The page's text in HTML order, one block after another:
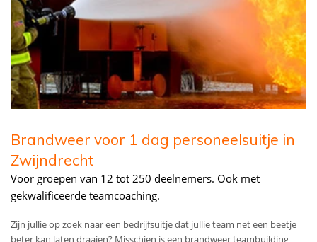
Brandweer voor 1 dag personeelsuitje in
Zwijndrecht
Voor groepen van 12 tot 250 deelnemers. Ook met
gekwalificeerde teamcoaching.
Zijn jullie op zoek naar een bedrijfsuitje dat jullie team net een beetje
beter kan laten draaien? Misschien is een brandweer teambuilding